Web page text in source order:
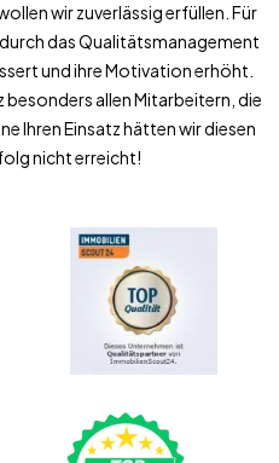
wir zuverlässig erfüllen. Für
das Qualitätsmanagement
und ihre Motivation erhöht.
besonders allen Mitarbeitern, die
Ihren Einsatz hätten wir diesen
nicht erreicht!